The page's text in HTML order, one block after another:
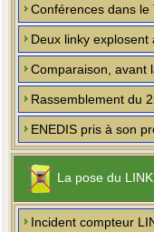
Conférences dans le
Deux linky explosent
Comparaison, avant
Rassemblement du
ENEDIS pris à son
La pose du
Incident compteur